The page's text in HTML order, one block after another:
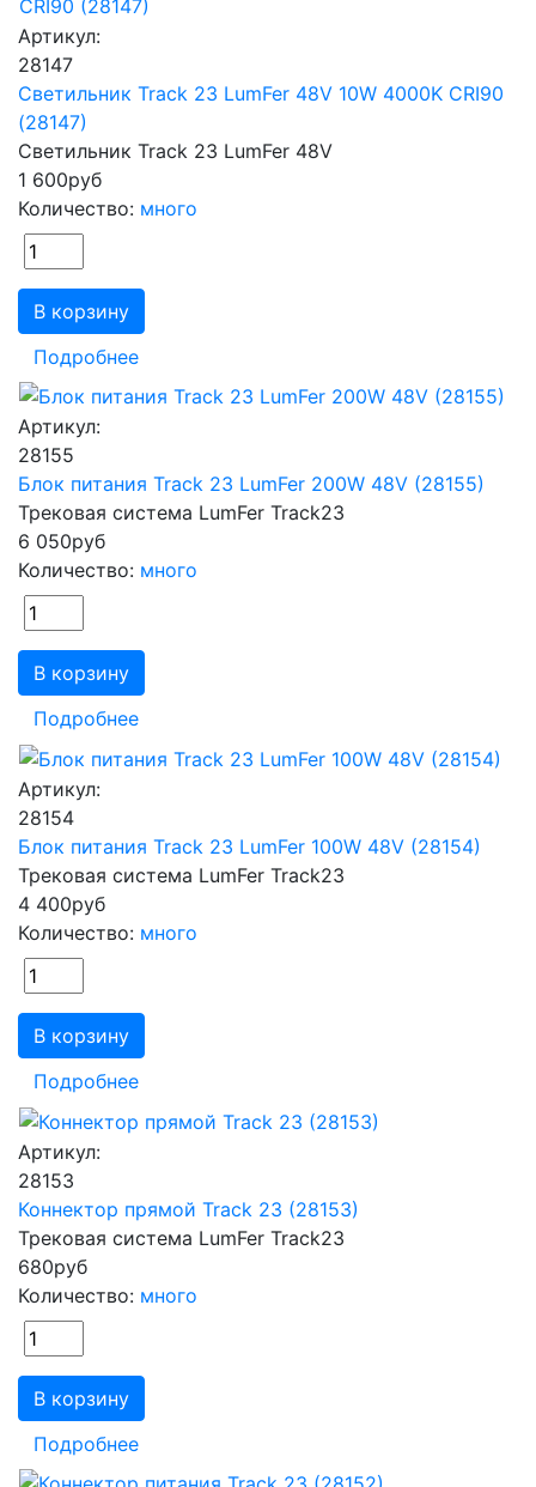
Артикул:
28147
Светильник Track 23 LumFer 48V 10W 4000K CRI90
(28147)
Светильник Track 23 LumFer 48V
1 600руб
Количество: много
В корзину
Подробнее
Артикул:
28155
Блок питания Track 23 LumFer 200W 48V (28155)
Трековая система LumFer Track23
6 050руб
Количество: много
В корзину
Подробнее
Артикул:
28154
Блок питания Track 23 LumFer 100W 48V (28154)
Трековая система LumFer Track23
4 400руб
Количество: много
В корзину
Подробнее
Артикул:
28153
Коннектор прямой Track 23 (28153)
Трековая система LumFer Track23
680руб
Количество: много
В корзину
Подробнее